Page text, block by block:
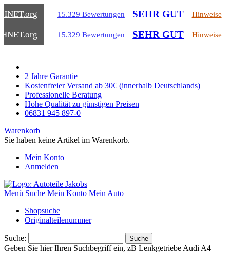
.org 15.329 Bewertungen SEHR GUT Hinweise
.org 15.329 Bewertungen SEHR GUT Hinweise
2 Jahre Garantie
Kostenfreier Versand ab 30€ (innerhalb Deutschlands)
Professionelle Beratung
Hohe Qualität zu günstigen Preisen
06831 945 897-0
Warenkorb
Sie haben keine Artikel im Warenkorb.
Mein Konto
Anmelden
Menü Suche Mein Konto Mein Auto
Shopsuche
Originalteilenummer
Suche: Suche
Geben Sie hier Ihren Suchbegriff ein, zB Lenkgetriebe Audi A4